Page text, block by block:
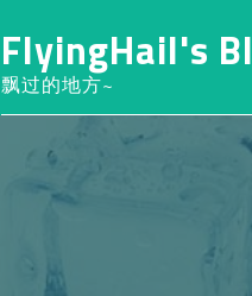
FlyingHail's
飘过的地方~